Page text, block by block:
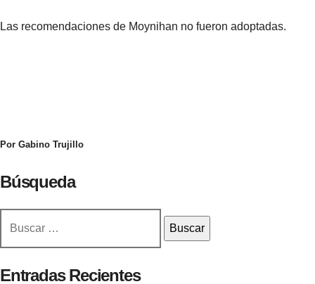
Las recomendaciones de Moynihan no fueron adoptadas.
Por Gabino Trujillo
Búsqueda
Entradas Recientes